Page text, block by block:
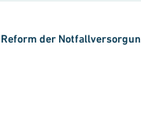
der